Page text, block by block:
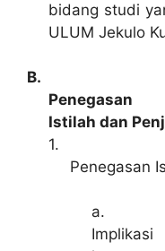
bidang studi
ULUM Jekulo
B.
Penegasan
Istilah dan
1.
Penegasan
a.